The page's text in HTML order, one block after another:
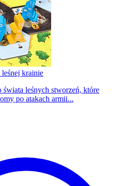
krainie
świata leśnych stworzeń, które
po atakach armii...